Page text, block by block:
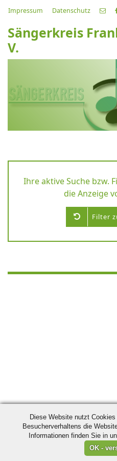
Impressum Datenschutz
Sängerkreis
V.
Ihre aktive Suche bzw.
die Anzeige
Filter
Diese Website nutzt
Besucherverhaltens die
Informationen finden Sie in